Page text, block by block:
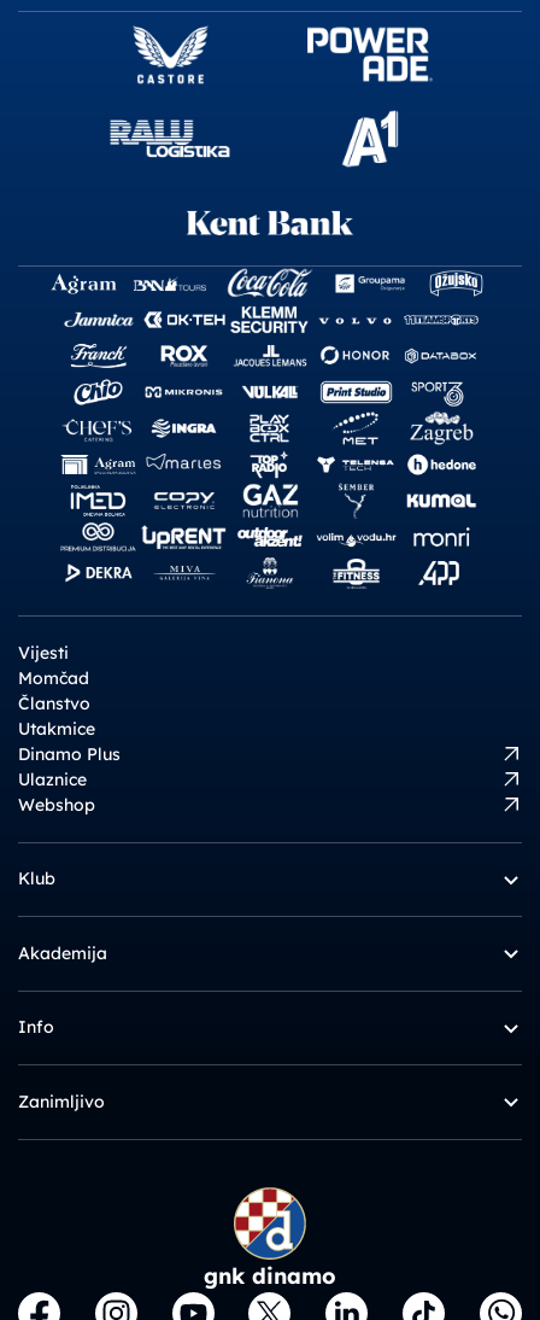
Vijesti
Momčad
Članstvo
Utakmice
Dinamo Plus
Ulaznice
Webshop
Klub
Akademija
Info
Zanimljivo
gnk dinamo